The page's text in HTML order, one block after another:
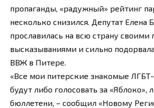
пропаганды, «радужный» рейтинг
несколько снизился. Депутат Елена
прославилась на всю страну
высказываниями и сильно
ВВЖ в Питере.
«Все мои питерские знакомые
будут либо голосовать за «Яблоко»,
бюллетени, – сообщил «Новому